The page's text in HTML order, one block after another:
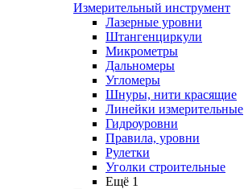
Измерительный инструмент
Лазерные уровни
Штангенциркули
Микрометры
Дальномеры
Угломеры
Шнуры, нити красящие
Линейки измерительные
Гидроуровни
Правила, уровни
Рулетки
Уголки строительные
Ещё 1